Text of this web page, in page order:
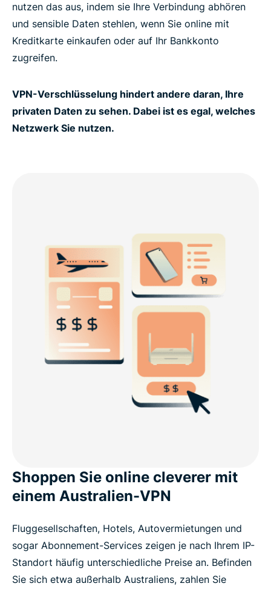
nutzen das aus, indem sie Ihre Verbindung abhören
und sensible Daten stehlen, wenn Sie online mit
Kreditkarte einkaufen oder auf Ihr Bankkonto
zugreifen.
VPN-Verschlüsselung hindert andere daran, Ihre
privaten Daten zu sehen. Dabei ist es egal, welches
Netzwerk Sie nutzen.
Shoppen Sie online cleverer mit
einem Australien-VPN
Fluggesellschaften, Hotels, Autovermietungen und
sogar Abonnement-Services zeigen je nach Ihrem IP-
Standort häufig unterschiedliche Preise an. Befinden
Sie sich etwa außerhalb Australiens, zahlen Sie